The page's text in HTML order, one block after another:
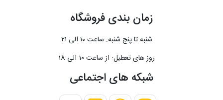
زمان بندی فروشگاه
شنبه تا پنج شنبه: ساعت ۱۰ الی ۲۱
روز های تعطیل: از ساعت 10 الی 18
شبکه های اجتماعی